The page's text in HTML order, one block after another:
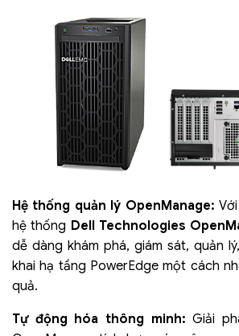
Hệ thống quản lý OpenManage:
hệ thống Dell Technologies
dễ dàng khám phá, giám sát, quản
khai hạ tầng PowerEdge một cách
quả.
Tự động hóa thông minh: Giải